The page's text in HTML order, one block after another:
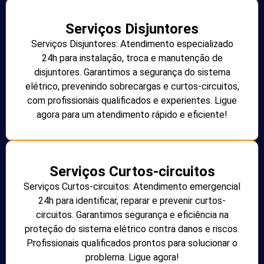
Serviços Disjuntores
Serviços Disjuntores: Atendimento especializado
24h para instalação, troca e manutenção de
disjuntores. Garantimos a segurança do sistema
elétrico, prevenindo sobrecargas e curtos-circuitos,
com profissionais qualificados e experientes. Ligue
agora para um atendimento rápido e eficiente!
Serviços Curtos-circuitos
Serviços Curtos-circuitos: Atendimento emergencial
24h para identificar, reparar e prevenir curtos-
circuitos. Garantimos segurança e eficiência na
proteção do sistema elétrico contra danos e riscos.
Profissionais qualificados prontos para solucionar o
problema. Ligue agora!